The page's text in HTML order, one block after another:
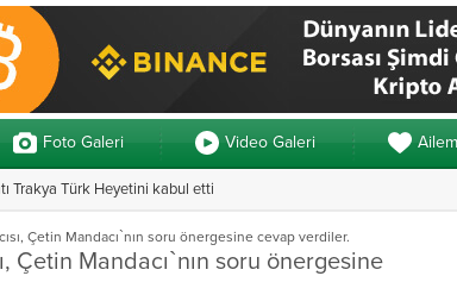
Foto Galeri Video Galeri Ailem
Trakya Türk Heyetini kabul etti
Çetin Mandacı`nın soru önergesine cevap verdiler.
Çetin Mandacı`nın soru önergesine